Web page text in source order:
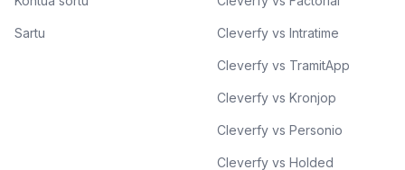
Sartu Cleverfy vs Intratime
Cleverfy vs TramitApp
Cleverfy vs Kronjop
Cleverfy vs Personio
Cleverfy vs Holded